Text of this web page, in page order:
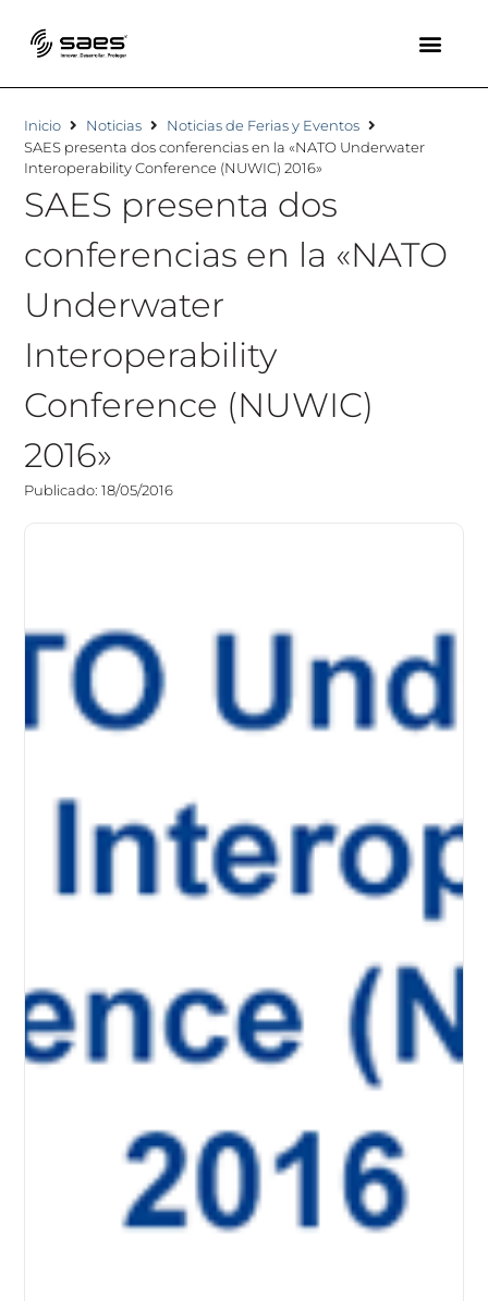
Inicio Noticias
Noticias de Ferias y Eventos
SAES presenta dos conferencias en la «NATO Underwater
Interoperability Conference (NUWIC) 2016»
SAES presenta dos
conferencias en la «NATO
Underwater
Interoperability
Conference (NUWIC)
2016»
Publicado: 18/05/2016